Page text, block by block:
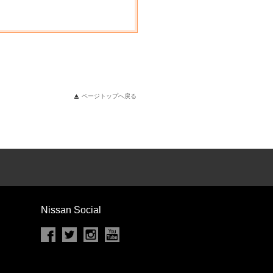
ページトップへ戻る
Nissan Social